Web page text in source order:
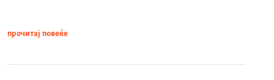
прочитај повеќе